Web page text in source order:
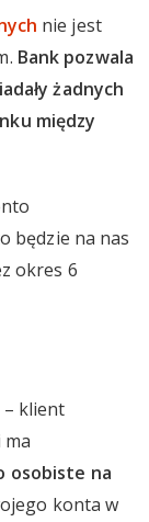
nie jest
Bank pozwala
żadnych
między
będzie na nas
okres 6
– klient
osobiste na
konta w